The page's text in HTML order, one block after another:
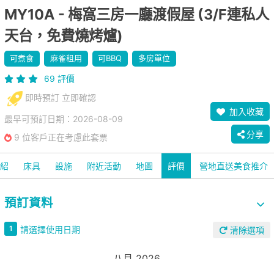
MY10A - 梅窩三房一廳渡假屋 (3/F連私人
天台，免費燒烤爐)
可煮食 麻雀租用 可BBQ 多房單位
69 評價
即時預訂 立即確認
最早可預訂日期：2026-08-09
9 位客戶正在考慮此套票
加入收藏
分享
床具 設施 附近活動 地圖 評價 營地直送美食推介
預訂資料
1 請選擇使用日期 清除選項